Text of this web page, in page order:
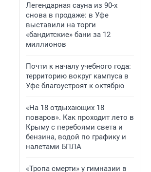
Легендарная сауна из 90-х
снова в продаже: в Уфе
выставили на торги
«бандитские» бани за 12
миллионов
Почти к началу учебного года:
территорию вокруг кампуса в
Уфе благоустроят к октябрю
«На 18 отдыхающих 18
поваров». Как проходит лето в
Крыму с перебоями света и
бензина, водой по графику и
налетами БПЛА
«Тропа смерти» у гимназии в